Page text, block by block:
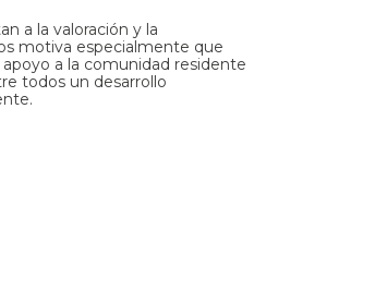
a la valoración y la
motiva especialmente que
a la comunidad residente
todos un desarrollo